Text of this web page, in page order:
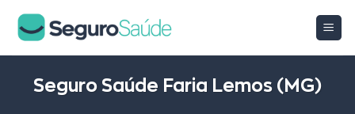
Seguro Saúde Faria Lemos (MG)